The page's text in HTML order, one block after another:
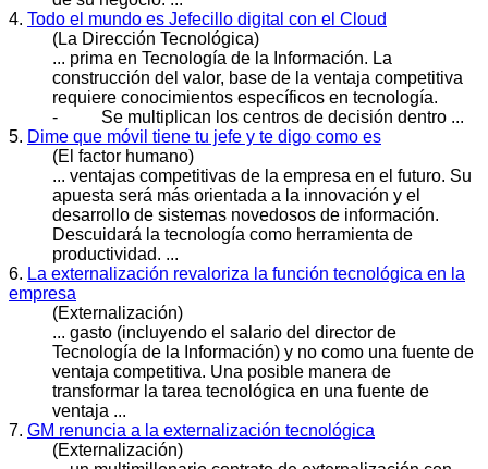
4. Todo el mundo es Jefecillo digital con el Cloud
(La Dirección Tecnológica)
... prima en Tecnología de la Información. La
construcción del valor, base de la ventaja competitiva
requiere conocimientos específicos en tecnología.
- Se multiplican los centros de decisión dentro ...
5. Dime que móvil tiene tu jefe y te digo como es
(El factor humano)
... ventajas competitivas de la empresa en el futuro. Su
apuesta será más orientada a la innovación y el
desarrollo de sistemas novedosos de información.
Descuidará la tecnología como herramienta de
productividad. ...
6. La externalización revaloriza la función tecnológica en la
empresa
(Externalización)
... gasto (incluyendo el salario del director de
Tecnología de la Información) y no como una fuente de
ventaja competitiva. Una posible manera de
transformar la tarea tecnológica en una fuente de
ventaja ...
7. GM renuncia a la externalización tecnológica
(Externalización)